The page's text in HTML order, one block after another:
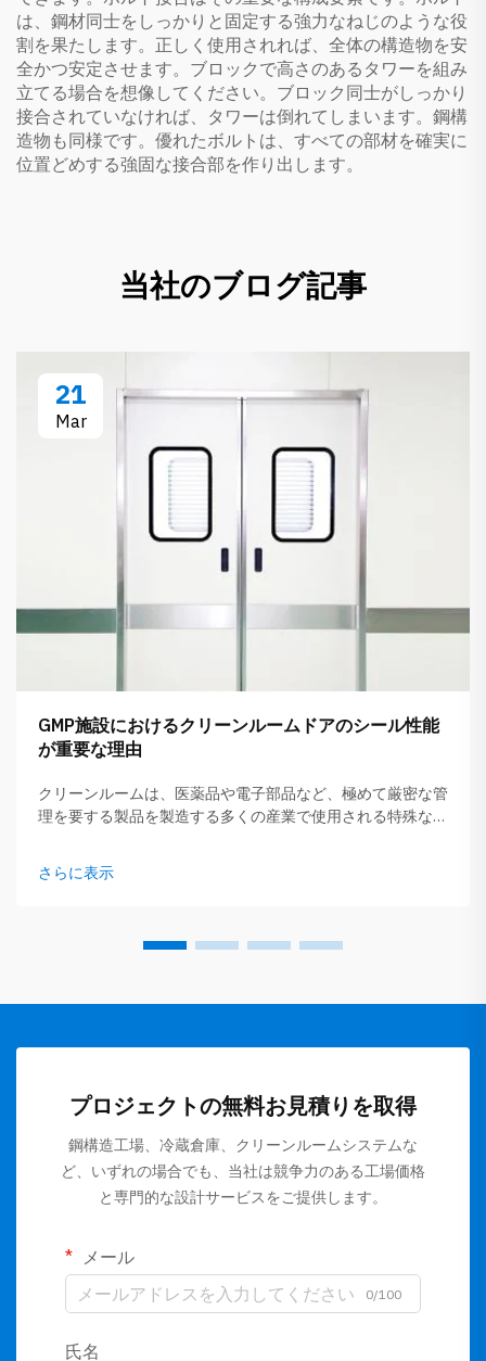
は、鋼材同士をしっかりと固定する強力なねじのような役
割を果たします。正しく使用されれば、全体の構造物を安
全かつ安定させます。ブロックで高さのあるタワーを組み
立てる場合を想像してください。ブロック同士がしっかり
接合されていなければ、タワーは倒れてしまいます。鋼構
造物も同様です。優れたボルトは、すべての部材を確実に
位置どめする強固な接合部を作り出します。
当社のブログ記事
21
Mar
GMP施設におけるクリーンルームドアのシール性能
が重要な理由
クリーンルームは、医薬品や電子部品など、極めて厳密な管
理を要する製品を製造する多くの産業で使用される特殊な場
エリアを安全かつ清潔に保つために極めて重要です。ドアの
シーリングが不十分であると…
さらに表示
プロジェクトの無料お見積りを取得
鋼構造工場、冷蔵倉庫、クリーンルームシステムな
ど、いずれの場合でも、当社は競争力のある工場価格
と専門的な設計サービスをご提供します。
メール
0/100
氏名